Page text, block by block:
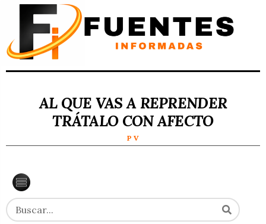
AL QUE VAS A REPRENDER
TRÁTALO CON AFECTO
P V